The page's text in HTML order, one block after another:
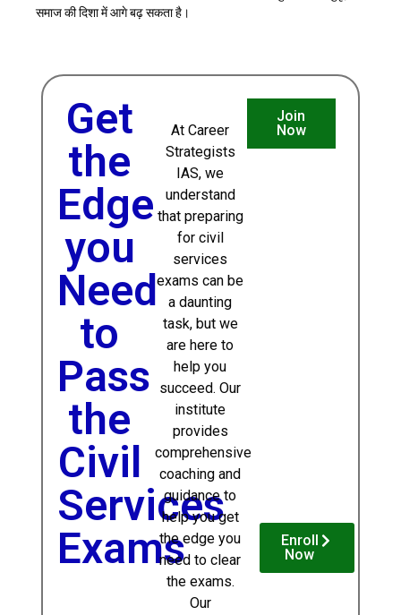
समाज की दिशा में आगे बढ़ सकता है।
Get
the
Edge
you
Need
to
Pass
the
Civil
Services
Exams
At Career
Strategists
IAS, we
understand
that preparing
for civil
services
exams can be
a daunting
task, but we
are here to
help you
succeed. Our
institute
provides
comprehensive
coaching and
guidance to
help you get
the edge you
need to clear
the exams.
Our
Join
Now
Enroll
Now